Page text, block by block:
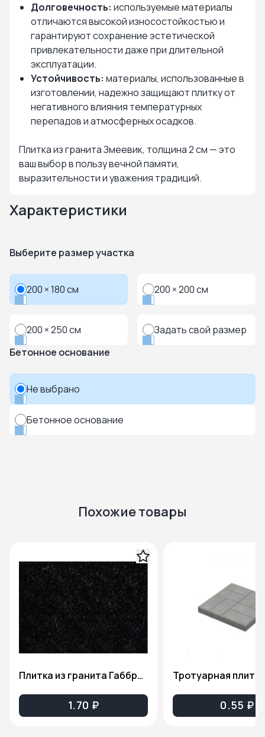
Долговечность: используемые материалы
отличаются высокой износостойкостью и
гарантируют сохранение эстетической
привлекательности даже при длительной
эксплуатации.
Устойчивость: материалы, использованные в
изготовлении, надежно защищают плитку от
негативного влияния температурных
перепадов и атмосферных осадков.
Плитка из гранита Змеевик, толщина 2 см — это
ваш выбор в пользу вечной памяти,
выразительности и уважения традиций.
Характеристики
Выберите размер участка
200 × 180 см 200 × 200 см
200 × 250 см
Задать свой размер
Бетонное основание
Не выбрано
Бетонное основание
Похожие товары
Плитка из гранита Габбро-Диабаз(Карельский гранит), толщина 2см. ПГ81
1.70 ₽ 0.55 ₽